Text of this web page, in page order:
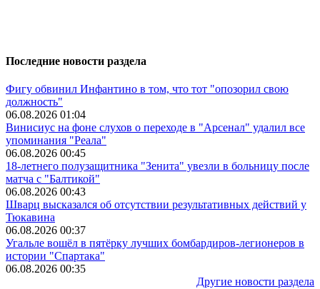
Последние новости раздела
Фигу обвинил Инфантино в том, что тот "опозорил свою
должность"
06.08.2026 01:04
Винисиус на фоне слухов о переходе в "Арсенал" удалил все
упоминания "Реала"
06.08.2026 00:45
18-летнего полузащитника "Зенита" увезли в больницу после
матча с "Балтикой"
06.08.2026 00:43
Шварц высказался об отсутствии результативных действий у
Тюкавина
06.08.2026 00:37
Угальле вошёл в пятёрку лучших бомбардиров-легионеров в
истории "Спартака"
06.08.2026 00:35
Другие новости раздела